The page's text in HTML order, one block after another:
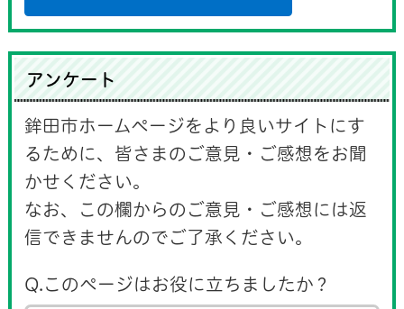
アンケート
鉾田市ホームページをより良いサイトにす
るために、皆さまのご意見・ご感想をお聞
かせください。
なお、この欄からのご意見・ご感想には返
信できませんのでご了承ください。
Q.このページはお役に立ちましたか？